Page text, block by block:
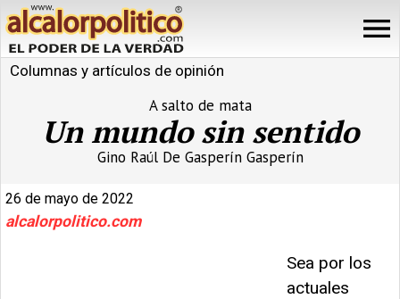
Columnas y artículos de opinión
A salto de mata
Un mundo sin sentido
Gino Raúl De Gasperín Gasperín
26 de mayo de 2022
alcalorpolitico.com
Sea por los
actuales